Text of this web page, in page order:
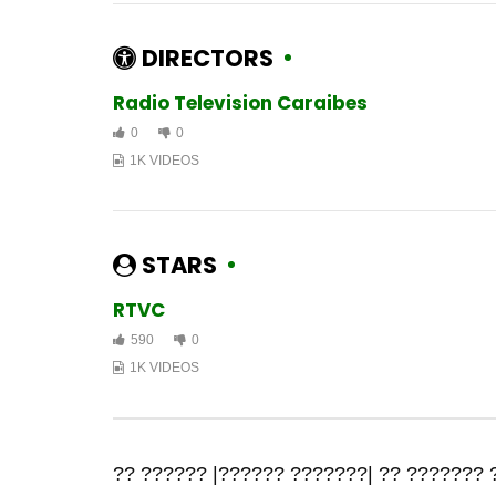
DIRECTORS
Radio Television Caraibes
0
0
1K VIDEOS
STARS
RTVC
590
0
1K VIDEOS
?? ?????? |?????? ???????| ?? ???????